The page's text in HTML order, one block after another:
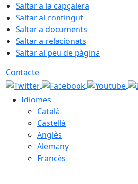
Saltar a la capçalera
Saltar al contingut
Saltar a documents
Saltar a relacionats
Saltar al peu de pàgina
Contacte
Idiomes
Català
Castellà
Anglès
Alemany
Francès